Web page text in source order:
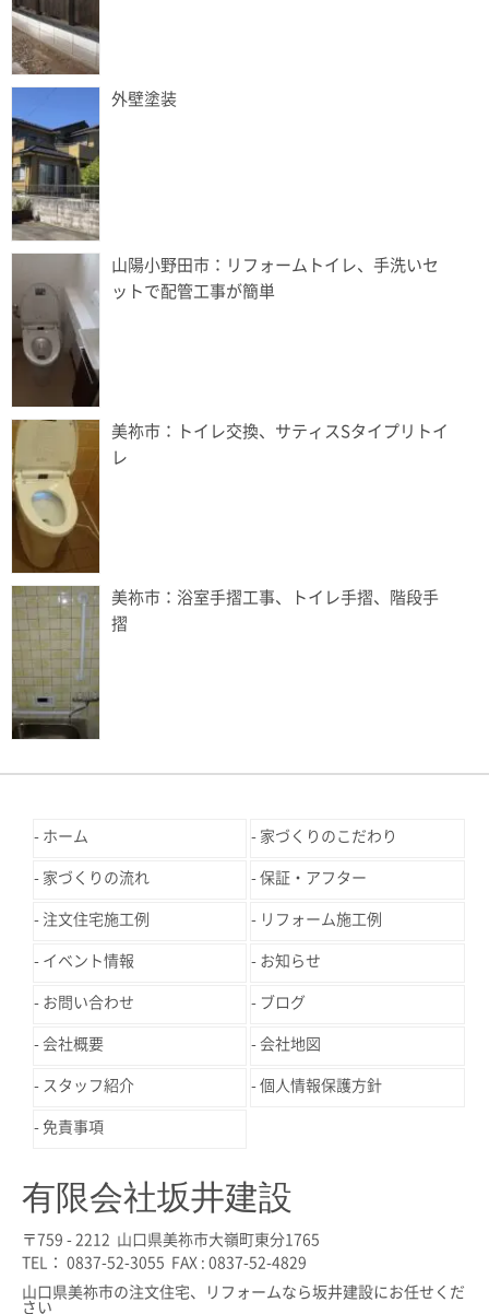
外壁塗装
山陽小野田市：リフォームトイレ、手洗いセ
ットで配管工事が簡単
美祢市：トイレ交換、サティスSタイプリトイ
レ
美祢市：浴室手摺工事、トイレ手摺、階段手
摺
ホーム 家づくりのこだわり
家づくりの流れ 保証・アフター
注文住宅施工例 リフォーム施工例
イベント情報 お知らせ
お問い合わせ ブログ
会社概要 会社地図
スタッフ紹介 個人情報保護方針
免責事項
有限会社坂井建設
〒759 - 2212 山口県美祢市大嶺町東分1765
TEL： 0837-52-3055 FAX : 0837-52-4829
山口県美祢市の注文住宅、リフォームなら坂井建設にお任せくだ
さい